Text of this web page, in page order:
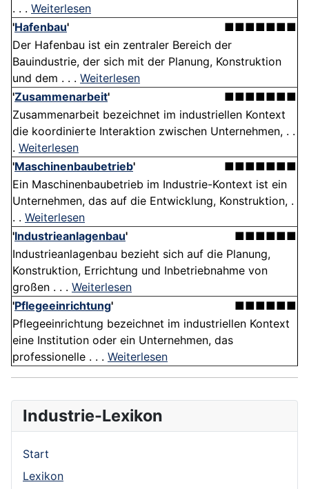
. . . Weiterlesen
'Hafenbau'
■■■■■■■
Der Hafenbau ist ein zentraler Bereich der
Bauindustrie, der sich mit der Planung, Konstruktion
und dem . . . Weiterlesen
'Zusammenarbeit'
■■■■■■■
Zusammenarbeit bezeichnet im industriellen Kontext
die koordinierte Interaktion zwischen Unternehmen, . .
. Weiterlesen
'Maschinenbaubetrieb'
■■■■■■■
Ein Maschinenbaubetrieb im Industrie-Kontext ist ein
Unternehmen, das auf die Entwicklung, Konstruktion, .
. . Weiterlesen
'Industrieanlagenbau'
■■■■■■
Industrieanlagenbau bezieht sich auf die Planung,
Konstruktion, Errichtung und Inbetriebnahme von
großen . . . Weiterlesen
'Pflegeeinrichtung'
■■■■■■
Pflegeeinrichtung bezeichnet im industriellen Kontext
eine Institution oder ein Unternehmen, das
professionelle . . . Weiterlesen
Industrie-Lexikon
Start
Lexikon